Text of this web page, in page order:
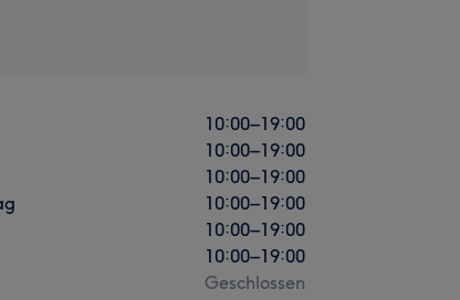
10:00–19:00
10:00–19:00
10:00–19:00
10:00–19:00
10:00–19:00
10:00–19:00
Geschlossen